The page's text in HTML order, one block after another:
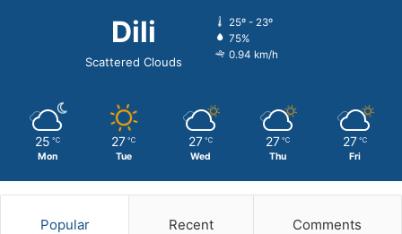
Dili
Scattered Clouds
25º - 23º
75%
0.94 km/h
25 ℃
Mon
27 ℃
Tue
27 ℃
Wed
27 ℃
Thu
27 ℃
Fri
Popular Recent Comments